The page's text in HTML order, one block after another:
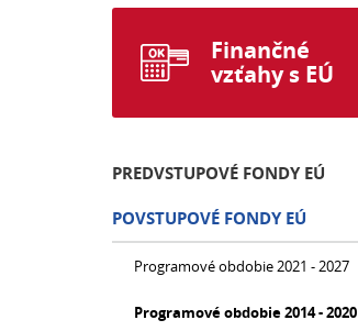
Finančné
vzťahy s EÚ
PREDVSTUPOVÉ FONDY EÚ
POVSTUPOVÉ FONDY EÚ
Programové obdobie 2021 - 2027
Programové obdobie 2014 - 2020